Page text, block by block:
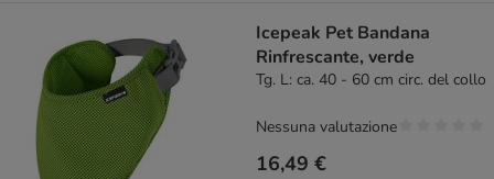
Icepeak Pet Bandana
Rinfrescante, verde
Tg. L: ca. 40 - 60 cm circ. del collo
16,49 €
Nessuna valutazione